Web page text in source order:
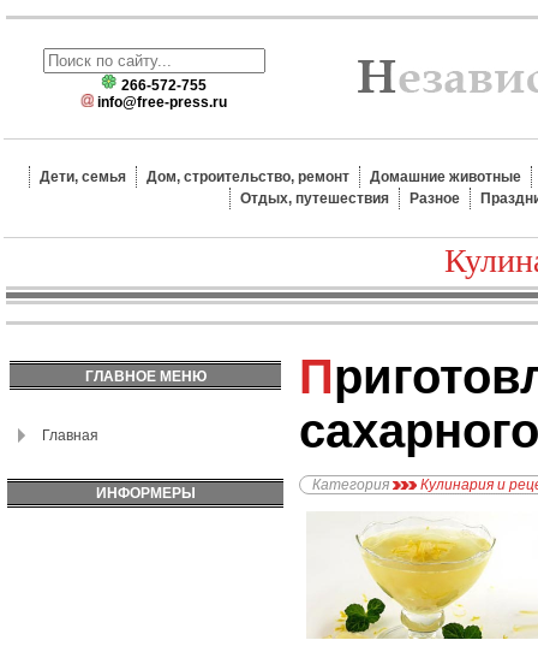
266-572-755
info@free-press.ru
Дети, семья Дом, строительство, ремонт
Домашние животные
Отдых, путешествия
Разное
ГЛАВНОЕ МЕНЮ
Главная
ИНФОРМЕРЫ
Приготовление
Категория Кулинария и